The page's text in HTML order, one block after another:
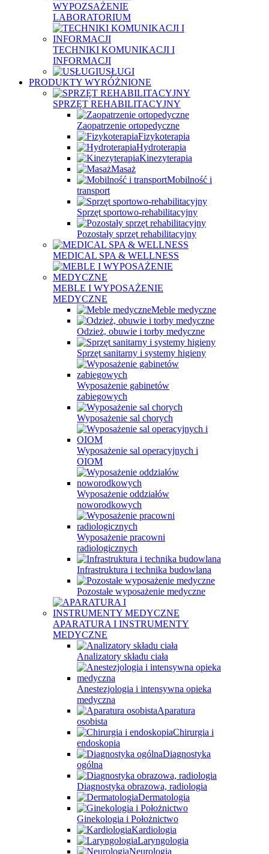
WYPOZSAŻENIE
LABORATORIUM
TECHNIKI KOMUNIKACJI I
INFORMACJI
USŁUGI
PRODUKTY WYRÓŻNIONE
SPRZĘT REHABILITACYJNY
Zaopatrzenie ortopedyczne
Fizykoterapia
Hydroterapia
Kinezyterapia
Masaż
Mobilność i
transport
Sprzęt sportowo-rehabilitacyjny
Pozostały sprzęt rehabilitacyjny
MEDICAL SPA & WELLNESS
MEBLE I WYPOSAŻENIE
MEDYCZNE
Meble medyczne
Odzież, obuwie i torby medyczne
Sprzęt sanitarny i systemy higieny
Wyposażenie gabinetów
zabiegowych
Wyposażenie sal chorych
Wyposażenie sal operacyjnych i
OIOM
Wyposażenie oddziałów
noworodkowych
Wyposażenie pracowni
radiologicznych
Infrastruktura i technika budowlana
Pozostałe wyposażenie medyczne
APARATURA I INSTRUMENTY
MEDYCZNE
Analizatory składu ciała
Anestezjologia i intensywna opieka
medyczna
Aparatura
osobista
Chirurgia i
endoskopia
Diagnostyka
ogólna
Diagnostyka obrazowa, radiologia
Dermatologia
Ginekologia i Położnictwo
Kardiologia
Laryngologia
Neurologia